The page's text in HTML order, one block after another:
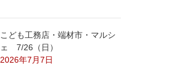
こども工務店・端材市・マルシ
ェ 7/26（日）
2026年7月7日